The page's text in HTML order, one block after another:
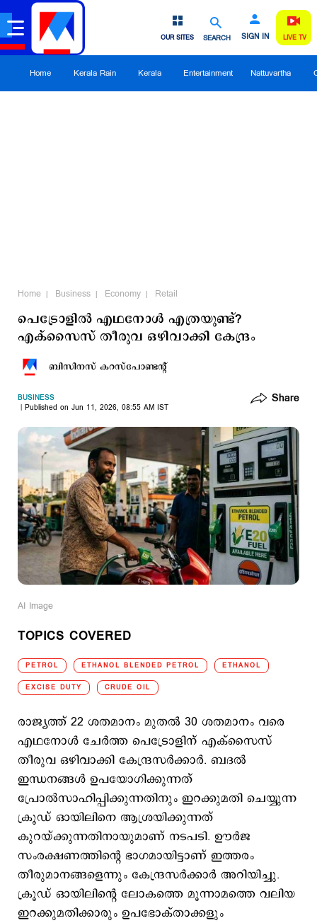
SEARCH SIGN IN
OUR SITES LIVE TV
Home Kerala Rain Kerala Entertainment Nattuvartha
Home Business Economy Retail
പെട്രോളില്‍ എഥനോള്‍ എത്രയുണ്ട്?
എക്സൈസ് തീരുവ ഒഴിവാക്കി കേന്ദ്രം
ബിസിനസ് കറസ്പോണ്ടന്‍റ്
BUSINESS
Published on Jun 11, 2026, 08:55 AM IST
Share
AI Image
TOPICS COVERED
PETROL ETHANOL BLENDED PETROL ETHANOL
EXCISE DUTY CRUDE OIL
രാജ്യത്ത് 22 ശതമാനം മുതല്‍ 30 ശതമാനം വരെ
എഥനോള്‍ ചേര്‍ത്ത പെട്രോളിന് എക്സൈസ്
തീരുവ ഒഴിവാക്കി കേന്ദ്രസര്‍ക്കാര്‍. ബദല്‍
ഇന്ധനങ്ങള്‍ ഉപയോഗിക്കുന്നത്
പ്രോല്‍സാഹിപ്പിക്കുന്നതിനും ഇറക്കുമതി ചെയ്യുന്ന
ക്രൂഡ് ഓയിലിനെ ആശ്രയിക്കുന്നത്
കുറയ്ക്കുന്നതിനായുമാണ് നടപടി. ഊര്‍ജ
സംരക്ഷണത്തിന്‍റെ ഭാഗമായിട്ടാണ് ഇത്തരം
തീരുമാനങ്ങളെന്നും കേന്ദ്രസര്‍ക്കാര്‍ അറിയിച്ചു.
ക്രൂഡ് ഓയിലിന്‍റെ ലോകത്തെ മൂന്നാമത്തെ വലിയ
ഇറക്കുമതിക്കാരും ഉപഭോക്താക്കളും